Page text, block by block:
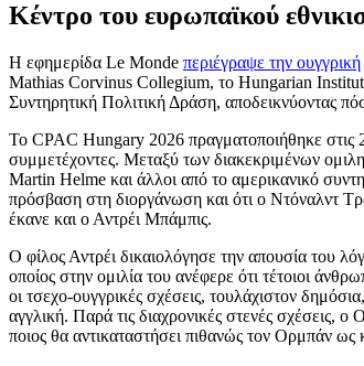
Κέντρο του ευρωπαϊκού
Η εφημερίδα Le Monde περιέγραψε την ουγγρική
Mathias Corvinus Collegium, το Hungarian
Συντηρητική Πολιτική Δράση, αποδεικνύοντας
Το CPAC Hungary 2026 πραγματοποιήθηκε
συμμετέχοντες. Μεταξύ των διακεκριμένων
Martin Helme και άλλοι από το αμερικανικό
πρόσβαση στη διοργάνωση και ότι ο Ντόναλντ
έκανε και ο Αντρέι Μπάμπις.
Ο φίλος Αντρέι δικαιολόγησε την απουσία του
οποίος στην ομιλία του ανέφερε ότι τέτοιοι
οι τσεχο-ουγγρικές σχέσεις, τουλάχιστον
αγγλική. Παρά τις διαχρονικές στενές σχέσεις,
ποιος θα αντικαταστήσει πιθανώς τον Ορμπάν